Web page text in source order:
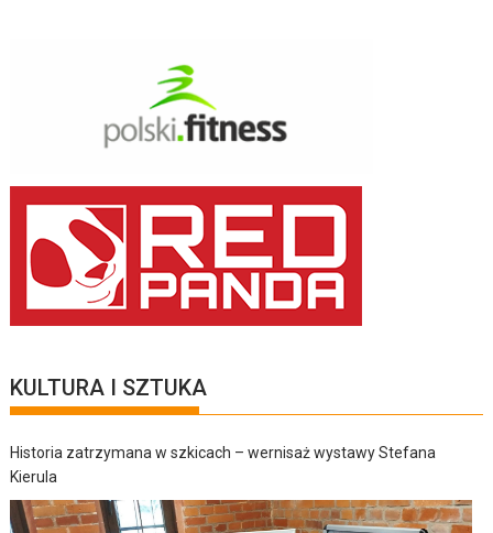
KULTURA I SZTUKA
Historia zatrzymana w szkicach – wernisaż wystawy Stefana
Kierula